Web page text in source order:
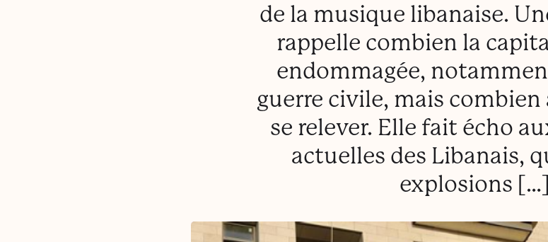
de la musique libanaise.
rappelle combien la
endommagée,
guerre civile, mais combien
se relever. Elle fait écho
actuelles des Libanais,
explosions […]